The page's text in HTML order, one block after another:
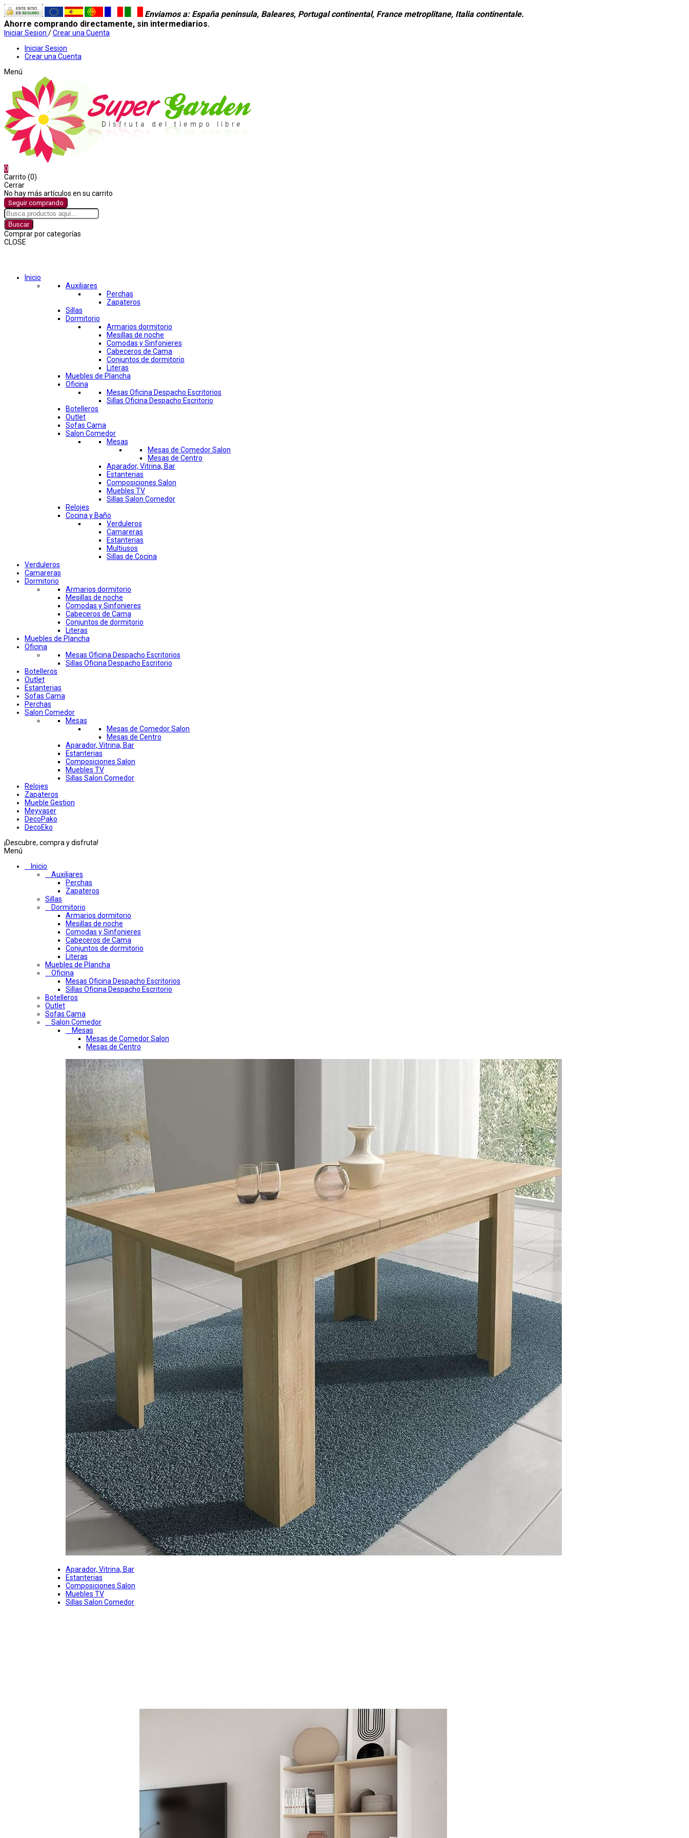
Enviamos a: España peninsula, Baleares, Portugal continental, France metroplitane, Italia continentale.
Ahorre comprando directamente, sin intermediarios.
Iniciar Sesion /Crear una Cuenta
Iniciar Sesion
Crear una Cuenta
Menú
0
Carrito (0)
Cerrar
No hay más artículos en su carrito
Seguir comprando
Buscar
Comprar por categorías
CLOSE
Inicio
Auxiliares
Perchas
Zapateros
Sillas
Dormitorio
Armarios dormitorio
Mesillas de noche
Comodas y Sinfonieres
Cabeceros de Cama
Conjuntos de dormitorio
Literas
Muebles de Plancha
Oficina
Mesas Oficina Despacho Escritorios
Sillas Oficina Despacho Escritorio
Botelleros
Outlet
Sofas Cama
Salon Comedor
Mesas
Mesas de Comedor Salon
Mesas de Centro
Aparador, Vitrina, Bar
Estanterias
Composiciones Salon
Muebles TV
Sillas Salon Comedor
Relojes
Cocina y Baño
Verduleros
Camareras
Estanterias
Multiusos
Sillas de Cocina
Verduleros
Camareras
Dormitorio
Armarios dormitorio
Mesillas de noche
Comodas y Sinfonieres
Cabeceros de Cama
Conjuntos de dormitorio
Literas
Muebles de Plancha
Oficina
Mesas Oficina Despacho Escritorios
Sillas Oficina Despacho Escritorio
Botelleros
Outlet
Estanterias
Sofas Cama
Perchas
Salon Comedor
Mesas
Mesas de Comedor Salon
Mesas de Centro
Aparador, Vitrina, Bar
Estanterias
Composiciones Salon
Muebles TV
Sillas Salon Comedor
Relojes
Zapateros
Mueble Gestion
Meyvaser
DecoPako
DecoEko
¡Descubre, compra y disfruta!
Menú
Inicio
Auxiliares
Perchas
Zapateros
Sillas
Dormitorio
Armarios dormitorio
Mesillas de noche
Comodas y Sinfonieres
Cabeceros de Cama
Conjuntos de dormitorio
Literas
Muebles de Plancha
Oficina
Mesas Oficina Despacho Escritorios
Sillas Oficina Despacho Escritorio
Botelleros
Outlet
Sofas Cama
Salon Comedor
Mesas
Mesas de Comedor Salon
Mesas de Centro
Aparador, Vitrina, Bar
Estanterias
Composiciones Salon
Muebles TV
Sillas Salon Comedor